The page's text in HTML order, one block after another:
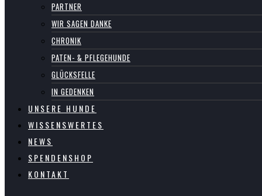
PARTNER
WIR SAGEN DANKE
CHRONIK
PATEN- & PFLEGEHUNDE
GLÜCKSFELLE
IN GEDENKEN
UNSERE HUNDE
WISSENSWERTES
NEWS
SPENDENSHOP
KONTAKT